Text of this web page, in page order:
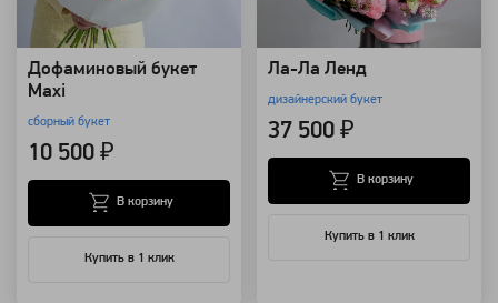
Дофаминовый букет
Maxi
сборный букет
10 500 ₽
Купить в 1 клик
В корзину
Ла-Ла Ленд
дизайнерский букет
37 500 ₽
Купить в 1 клик
В корзину